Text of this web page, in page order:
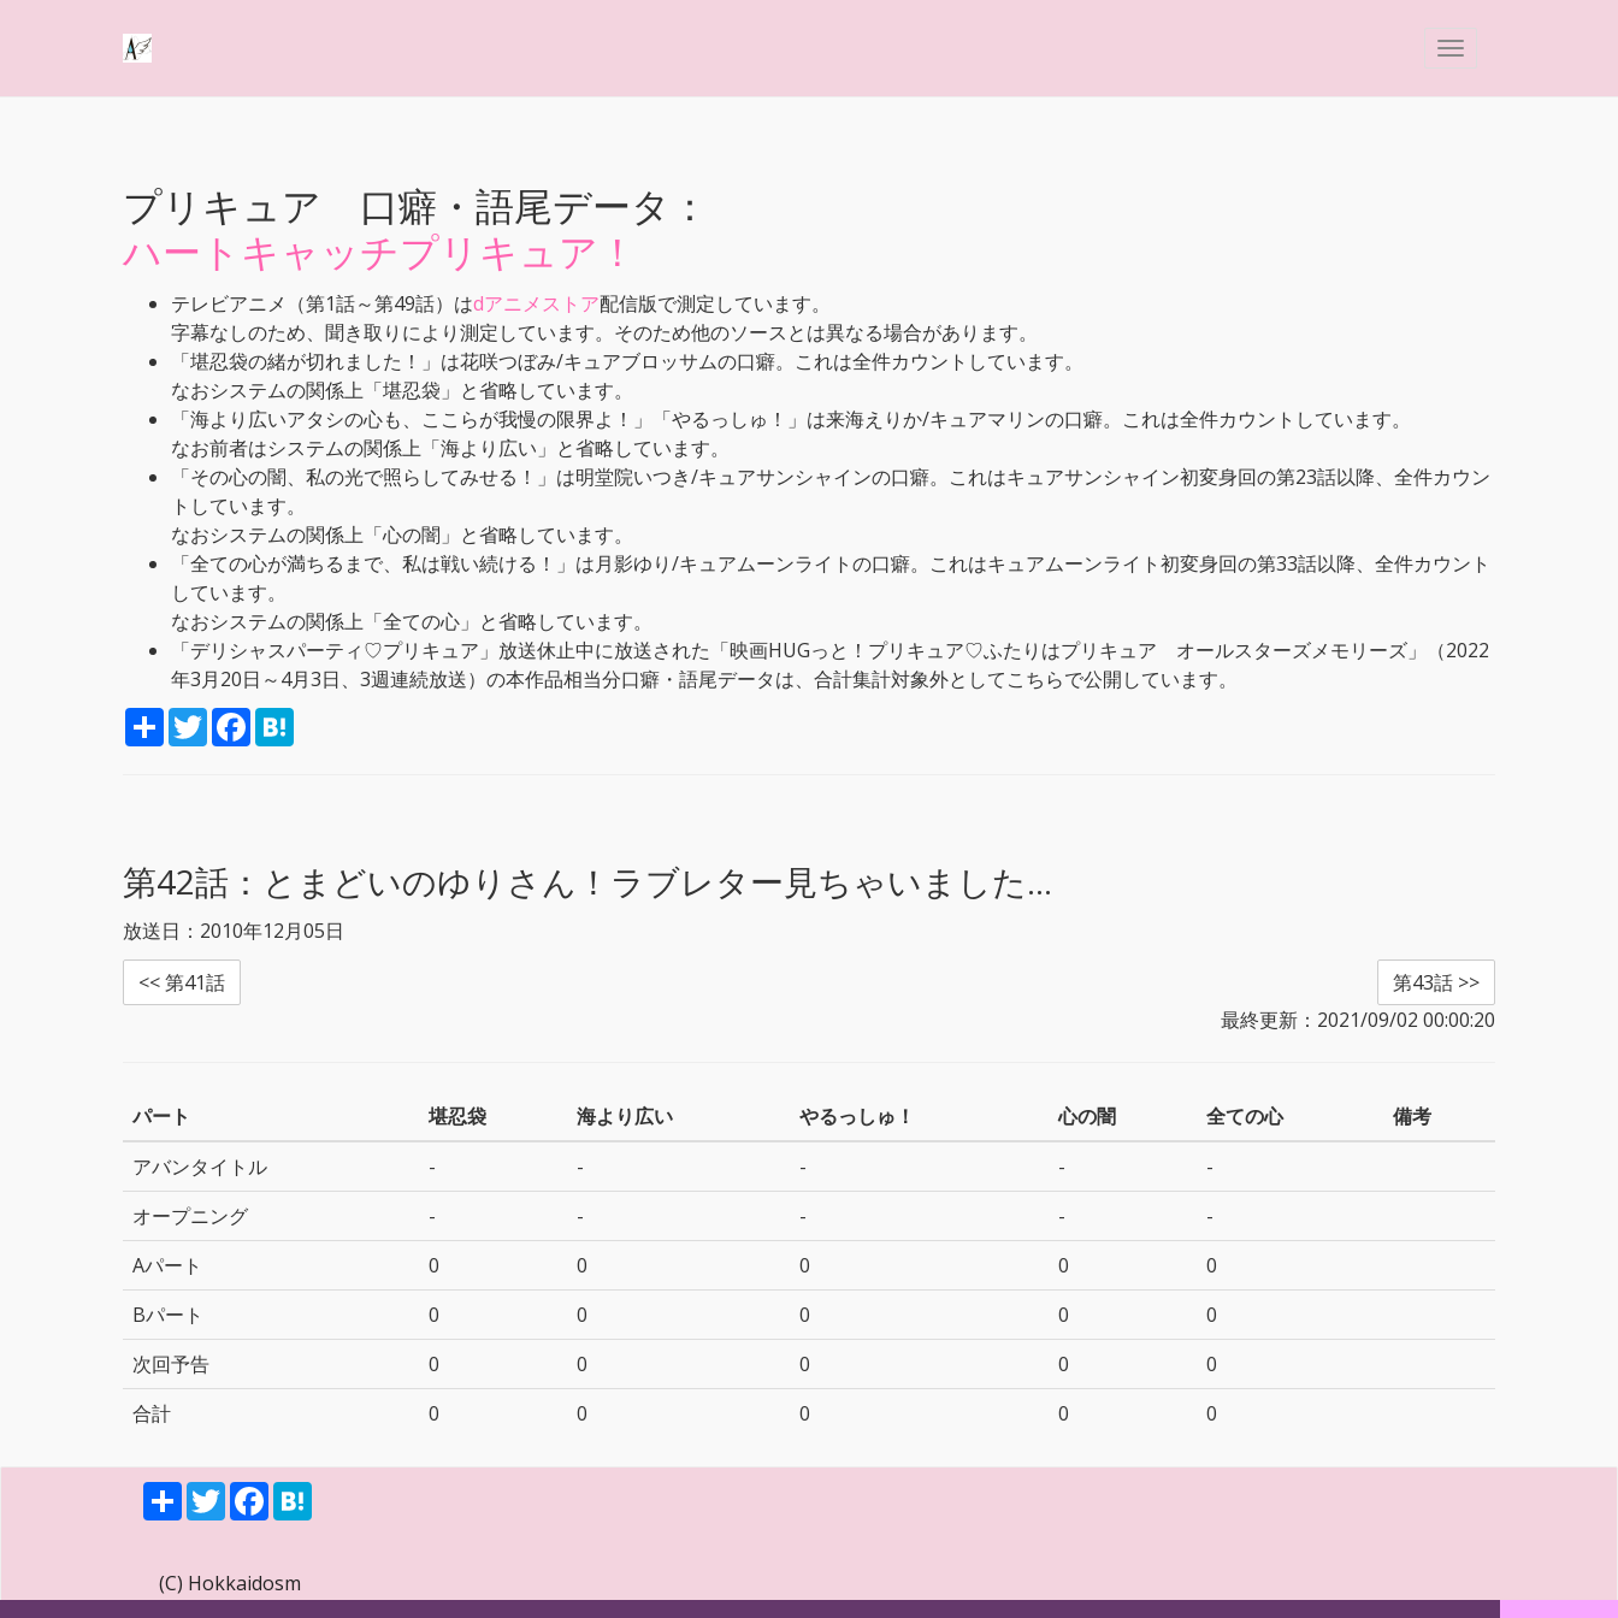
プリキュア 口癖・語尾データ：
ハートキャッチプリキュア！
テレビアニメ（第1話～第49話）はdアニメストア配信版で測定しています。
字幕なしのため、聞き取りにより測定しています。そのため他のソースとは異なる場合があります。
「堪忍袋の緒が切れました！」は花咲つぼみ/キュアブロッサムの口癖。これは全件カウントしています。
なおシステムの関係上「堪忍袋」と省略しています。
「海より広いアタシの心も、ここらが我慢の限界よ！」「やるっしゅ！」は来海えりか/キュアマリンの口癖。これは全件カウントしています。
なお前者はシステムの関係上「海より広い」と省略しています。
「その心の闇、私の光で照らしてみせる！」は明堂院いつき/キュアサンシャインの口癖。これはキュアサンシャイン初変身回の第23話以降、全件カウン
トしています。
なおシステムの関係上「心の闇」と省略しています。
「全ての心が満ちるまで、私は戦い続ける！」は月影ゆり/キュアムーンライトの口癖。これはキュアムーンライト初変身回の第33話以降、全件カウント
しています。
なおシステムの関係上「全ての心」と省略しています。
「デリシャスパーティ♡プリキュア」放送休止中に放送された「映画HUGっと！プリキュア♡ふたりはプリキュア オールスターズメモリーズ」（2022
年3月20日～4月3日、3週連続放送）の本作品相当分口癖・語尾データは、合計集計対象外としてこちらで公開しています。
S
h
T
w
F
a
第42話： とまどいのゆりさん！ラブレター見ちゃいました…
放送日：2010年12月05日
<< 第41話
第43話 >>
最終更新：2021/09/02 00:00:20
パート 堪忍袋 海より広い やるっしゅ！ 心の闇 全ての心
備考
アバンタイトル
- - - -
-
オープニング
- - - -
-
Aパート
0 0 0 0
0
Bパート
0 0 0 0
0
次回予告
0 0 0 0
0
合計
0 0 0 0 0
S
h
T
w
e
r
F
a
o
o
(C) Hokkaidosm